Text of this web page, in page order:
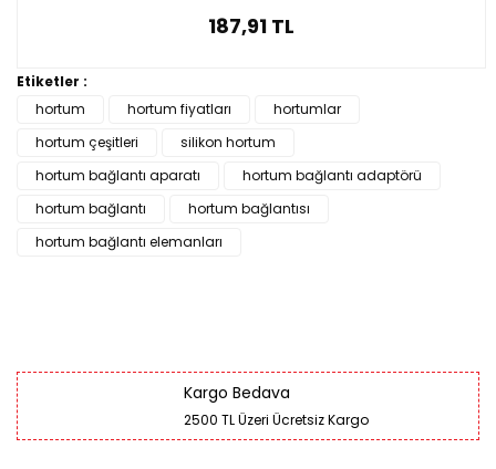
187,91 TL
Etiketler :
hortum
hortum fiyatları
hortumlar
hortum çeşitleri
silikon hortum
hortum bağlantı aparatı
hortum bağlantı adaptörü
hortum bağlantı
hortum bağlantısı
hortum bağlantı elemanları
Kargo Bedava
2500 TL Üzeri Ücretsiz Kargo